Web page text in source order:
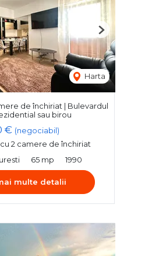
Harta
Next
de închiriat | Bulevardul
sau birou
€ (negociabil)
2 camere de închiriat
65 mp 1990
multe detalii